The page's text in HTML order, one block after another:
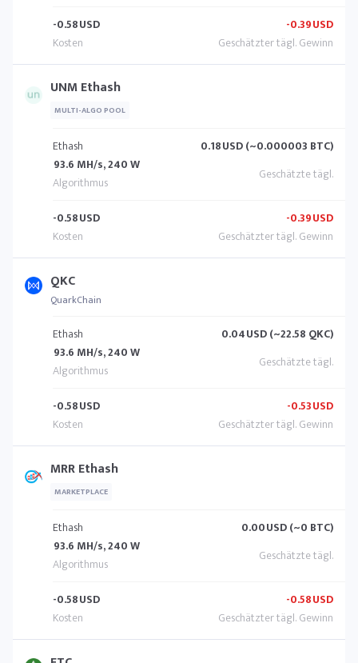
-0.58USD -0.39USD
UNM Ethash
MULTI-ALGO POOL
Ethash
93.6 MH/s, 240 W
0.18USD (~0.000003 BTC)
-0.58USD -0.39USD
QKC
QuarkChain
Ethash
93.6 MH/s, 240 W
0.04USD (~22.58 QKC)
-0.58USD -0.53USD
MRR Ethash
MARKETPLACE
Ethash
93.6 MH/s, 240 W
0.00USD (~0 BTC)
-0.58USD -0.58USD